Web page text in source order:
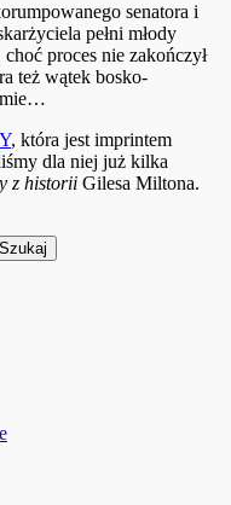
senatora i
pełni młody
proces nie zakończył
też wątek bosko-
, która jest imprintem
dla niej już kilka
z historii Gilesa Miltona.